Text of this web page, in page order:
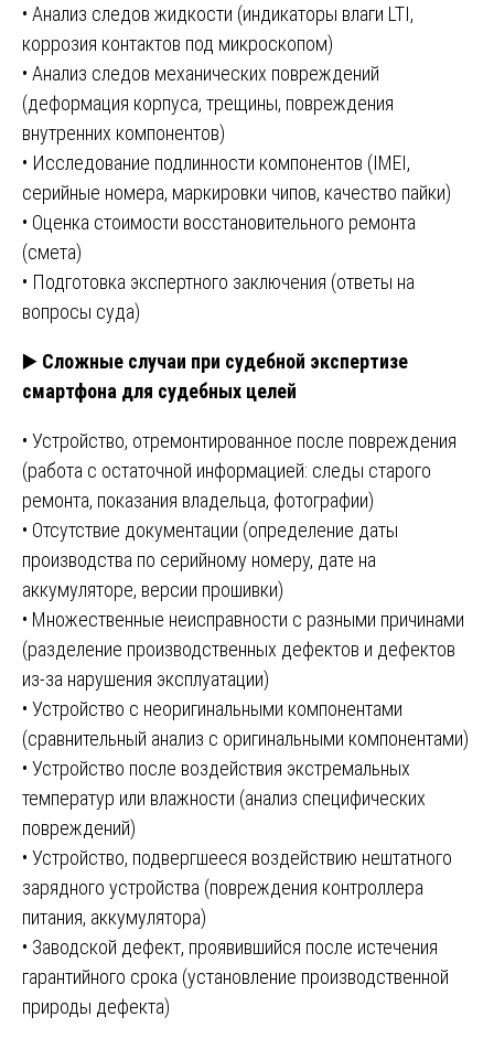
• Анализ следов жидкости (индикаторы влаги LTI,
коррозия контактов под микроскопом)
• Анализ следов механических повреждений
(деформация корпуса, трещины, повреждения
внутренних компонентов)
• Исследование подлинности компонентов (IMEI,
серийные номера, маркировки чипов, качество пайки)
• Оценка стоимости восстановительного ремонта
(смета)
• Подготовка экспертного заключения (ответы на
вопросы суда)
▶️ Сложные случаи при судебной экспертизе
смартфона для судебных целей
• Устройство, отремонтированное после повреждения
(работа с остаточной информацией: следы старого
ремонта, показания владельца, фотографии)
• Отсутствие документации (определение даты
производства по серийному номеру, дате на
аккумуляторе, версии прошивки)
• Множественные неисправности с разными причинами
(разделение производственных дефектов и дефектов
из-за нарушения эксплуатации)
• Устройство с неоригинальными компонентами
(сравнительный анализ с оригинальными компонентами)
• Устройство после воздействия экстремальных
температур или влажности (анализ специфических
повреждений)
• Устройство, подвергшееся воздействию нештатного
зарядного устройства (повреждения контроллера
питания, аккумулятора)
• Заводской дефект, проявившийся после истечения
гарантийного срока (установление производственной
природы дефекта)